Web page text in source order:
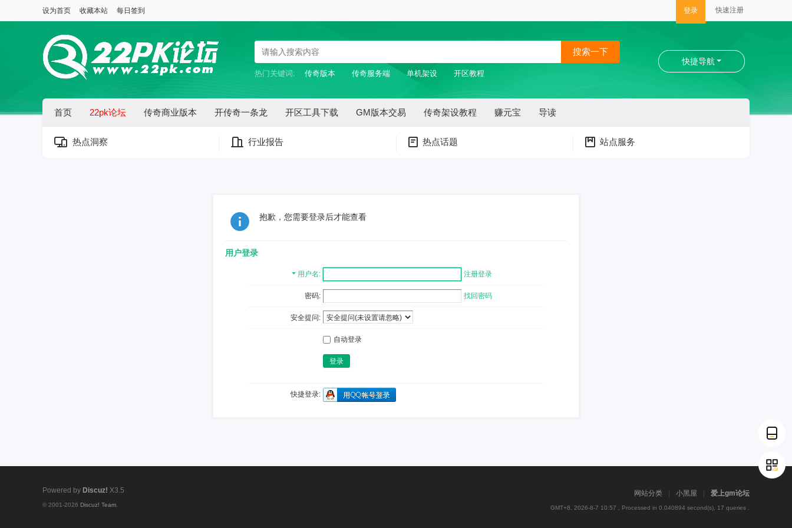
设为首页 收藏本站 每日签到 登录 快速注册
搜索一下
热门关键词: 传奇版本 传奇服务端 单机架设 开区教程
快捷导航
首页 22pk论坛 传奇商业版本 开传奇一条龙 开区工具下载 GM版本交易 传奇架设教程 赚元宝 导读
热点洞察 行业报告 热点话题 站点服务
抱歉，您需要登录后才能查看
用户登录
用户名 注册登录
密码: 找回密码
安全提问:
自动登录
登录
快捷登录:
网站分类 小黑屋 爱上gm论坛
GMT+8, 2026-8-7 10:57 , Processed in 0.040894 second(s), 17 queries .
Powered by Discuz! X3.5
© 2001-2026 Discuz! Team